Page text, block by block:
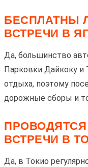
БЕСПЛАТНЫ
ВСТРЕЧИ В
Да, большинство
Парковки Дайкоку
отдыха, поэтому
дорожные сборы и
ВСТРЕЧИ В
Да, в Токио